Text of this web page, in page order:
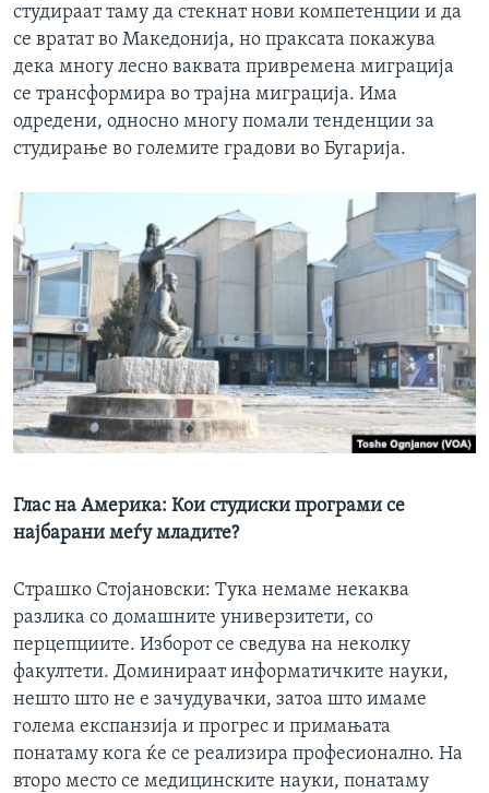
студираат таму да стекнат нови компетенции и да
се вратат во Македонија, но праксата покажува
дека многу лесно ваквата привремена миграција
се трансформира во трајна миграција. Има
одредени, односно многу помали тенденции за
студирање во големите градови во Бугарија.
Глас на Америка: Кои студиски програми се
најбарани меѓу младите?
Страшко Стојановски: Тука немаме некаква
разлика со домашните универзитети, со
перцепциите. Изборот се сведува на неколку
факултети. Доминираат информатичките науки,
нешто што не е зачудувачки, затоа што имаме
голема експанзија и прогрес и примањата
понатаму кога ќе се реализира професионално. На
второ место се медицинските науки, понатаму